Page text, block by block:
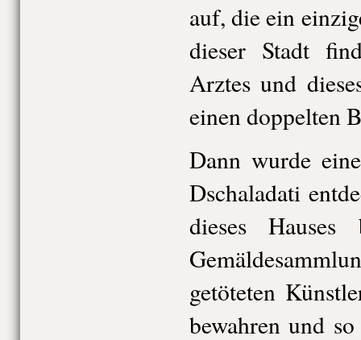
auf, die ein
dieser Stadt
Arztes und
einen doppelten
Dann wurde
Dschaladati
dieses
getöteten
bewahren und